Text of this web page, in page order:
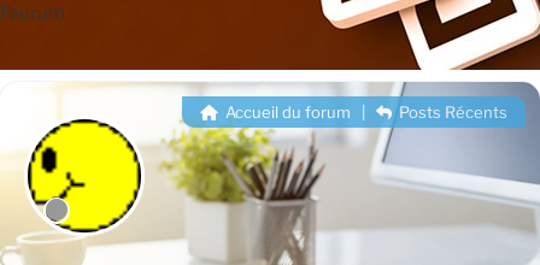
Faurum
Accueil du forum Posts Récents